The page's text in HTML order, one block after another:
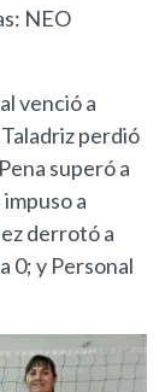
NEO
venció a
perdió
superó a
a
derrotó a
0; y Personal